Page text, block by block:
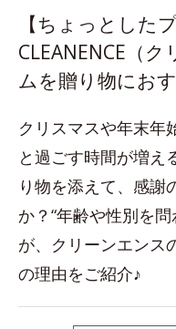
【ちょっとした
CLEANENCE（
ムを贈り物にお
クリスマスや年末年
と過ごす時間が増え
り物を添えて、感謝
か？“年齢や性別を
が、クリーンエンス
の理由をご紹介♪